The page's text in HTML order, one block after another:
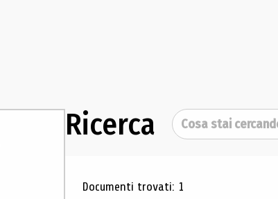
Ricerca Cerca
Risultati di ricerca
Documenti trovati: 1